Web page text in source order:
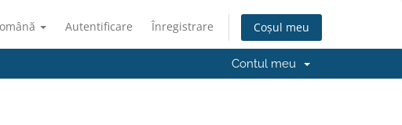
Autentificare Înregistrare Coșul meu
Contul meu